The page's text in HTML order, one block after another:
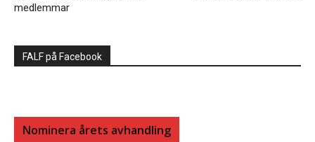
medlemmar
FALF på Facebook
Nominera årets avhandling